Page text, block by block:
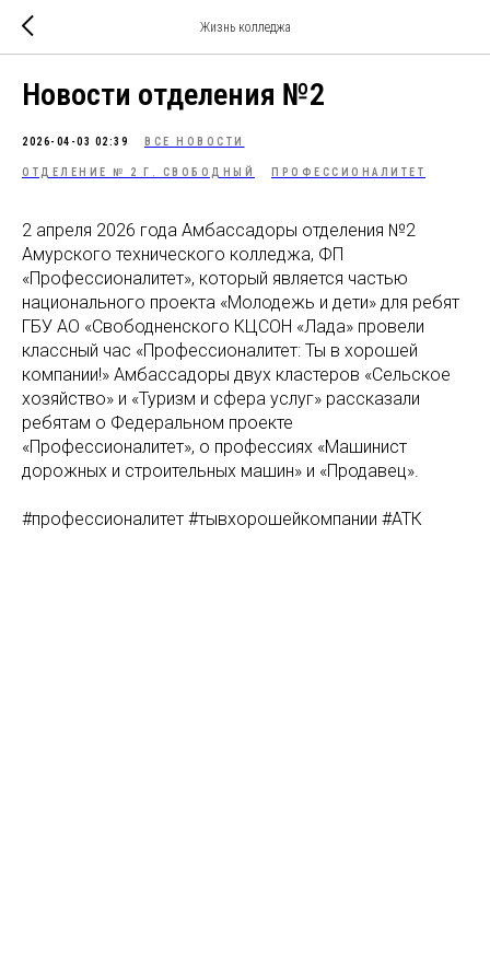
Жизнь колледжа
Новости отделения №2
2026-04-03 02:39 ВСЕ НОВОСТИ
ОТДЕЛЕНИЕ № 2 Г. СВОБОДНЫЙ ПРОФЕССИОНАЛИТЕТ
2 апреля 2026 года Амбассадоры отделения №2
Амурского технического колледжа, ФП
«Профессионалитет», который является частью
национального проекта «Молодежь и дети» для ребят
ГБУ АО «Свободненского КЦСОН «Лада» провели
классный час «Профессионалитет: Ты в хорошей
компании!» Амбассадоры двух кластеров «Сельское
хозяйство» и «Туризм и сфера услуг» рассказали
ребятам о Федеральном проекте
«Профессионалитет», о профессиях «Машинист
дорожных и строительных машин» и «Продавец».
#профессионалитет #тывхорошейкомпании #АТК